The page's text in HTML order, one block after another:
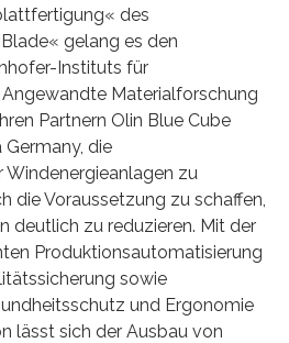
des
gelang es den
Instituts für
Materialforschung
Partnern Olin Blue Cube
Germany, die
zu
die Voraussetzung zu schaffen,
deutlich zu reduzieren. Mit der
Produktionsautomatisierung
sowie
und Ergonomie
lässt sich der Ausbau von